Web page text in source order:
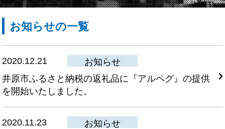
お知らせの一覧
2020.12.21
お知らせ
井原市ふるさと納税の返礼品に『アルペグ』の提供
を開始いたしました。
2020.11.23
お知らせ